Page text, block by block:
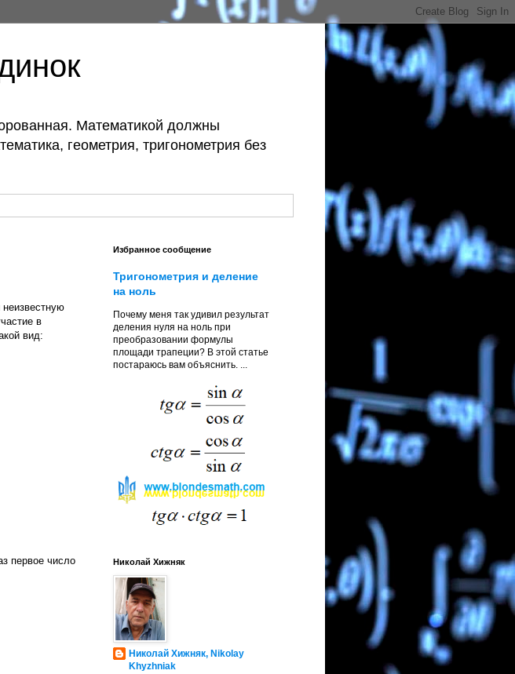
Математикой должны
геометрия, тригонометрия без
в
вид:
первое число
Избранное сообщение
Тригонометрия и деление
на ноль
Почему меня так удивил результат
деления нуля на ноль при
преобразовании формулы
площади трапеции? В этой статье
постараюсь вам объяснить. ...
Николай Хижняк
Николай Хижняк, Nikolay
Khyzhniak